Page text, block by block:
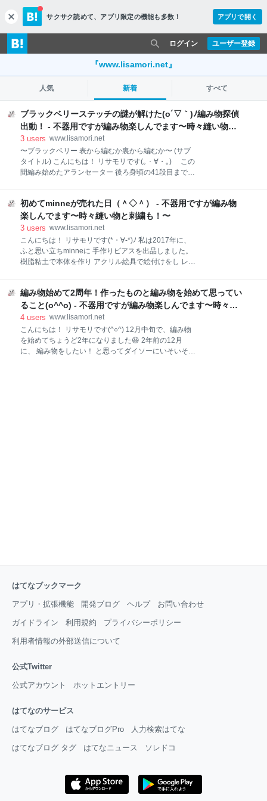
c
l
o
s
サクサク読めて、 アプリ限定の機能も多数！ アプリで開く
ユーザー登録
ログイン
『www.lisamori.net』
人気 新着 すべて
ブラックベリーステッチの謎が解けた(o´▽｀)ﾉ編み物探偵
出動！ - 不器用ですが編み物楽しんでます〜時々縫い物と
刺繍も！〜
3 users www.lisamori.net
〜ブラックベリー 表から編むか裏から編むか〜 (サブ
タイトル) こんにちは！ リサモリです(｡・∀・｡)ゝ この
間編み始めたアランセーター 後ろ身頃の41段目まで編
かし編み始めの時、しばし唸っておりました…😱 それ
は、ブラックベリーステッチの謎が解けなかったから
です。 これがブラックベリーステッチです。 またの名
をトリニティステッチとも言うそうです。 本にブラッ
クベリーステッチが載ってない たいがい複雑なステッ
チは 編み方が本に載っていることが多いので、 本の中
検索すれば大丈夫さっ！ この動画を見つけ、 何度も何
度も再生しては停止を繰り返して 試してみました。 最
初は意味わからな
初めてminneが売れた日（＾◇＾） - 不器用ですが編み物
楽しんでます〜時々縫い物と刺繍も！〜
3 users www.lisamori.net
こんにちは！ リサモリです(*・∀-*)ﾉ 私は2017年に、
ふと思い立ちminneに 手作りピアスを出品しました。
樹脂粘土で本体を作り アクリル絵具で絵付けをし レジ
いてるギャルこけし にしか見えない(￣▽￣)ww そし
て、細かい作業が苦手な私にしては かなり頑張ったも
のが完成しました。 しかし、この１つでminneの出品
は 止まってしまい こけしピアス１つだけが永遠にぽつ
んと置かれてる不思議なショップ となっておりまし
た。 それから数年、たった一つの商品しか置いていな
編み物始めて2周年！作ったものと編み物を始めて思ってい
ること(o^^o) - 不器用ですが編み物楽しんでます〜時々縫
い物と刺繍も！〜
4 users www.lisamori.net
こんにちは！ リサモリです(^○^) 12月中旬で、編み物
を始めてちょうど2年になりました😆 2年前の12月
に、 編み物をしたい！ と思ってダイソーにいそいそと
はてなブックマーク
アプリ・拡張機能 開発ブログ ヘルプ お問い合わせ
ガイドライン 利用規約 プライバシーポリシー
利用者情報の外部送信について
公式Twitter
公式アカウント ホットエントリー
はてなのサービス
はてなブログ はてなブログPro 人力検索はてな
はてなブログ タグ はてなニュース ソレドコ